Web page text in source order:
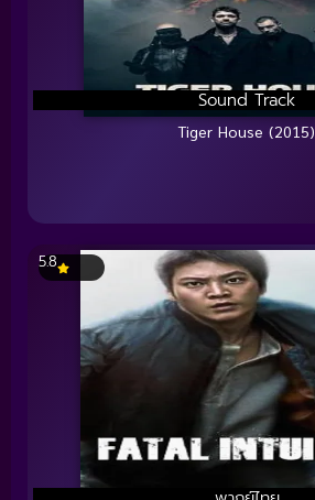
Sound Track
Tiger House (2015)
5.8